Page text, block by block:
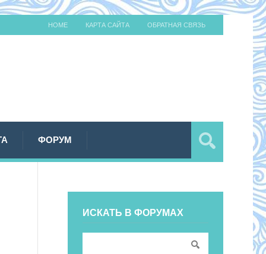
HOME КАРТА САЙТА ОБРАТНАЯ СВЯЗЬ
ФОРУМ
ИСКАТЬ В ФОРУМАХ